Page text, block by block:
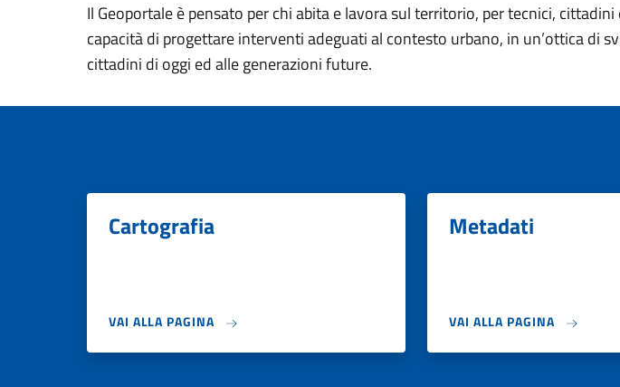
Il Geoportale è pensato per chi abita e lavora sul territorio, per tecnici,
capacità di progettare interventi adeguati al contesto urbano, in un’ottica di
cittadini di oggi ed alle generazioni future.
Cartografia
VAI ALLA PAGINA
Metadati
VAI ALLA PAGINA